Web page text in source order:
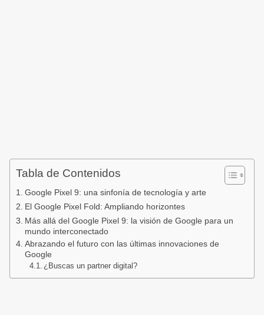
Tabla de Contenidos
Google Pixel 9: una sinfonía de tecnología y arte
El Google Pixel Fold: Ampliando horizontes
Más allá del Google Pixel 9: la visión de Google para un
mundo interconectado
Abrazando el futuro con las últimas innovaciones de
Google‍
¿Buscas un partner digital?